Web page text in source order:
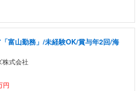
富山勤務」/未経験OK/賞与年2回/海
株式会社
円